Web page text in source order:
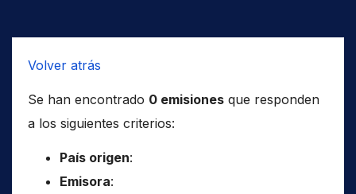
Volver atrás
Se han encontrado 0 emisiones que responden
a los siguientes criterios:
País origen:
Emisora: